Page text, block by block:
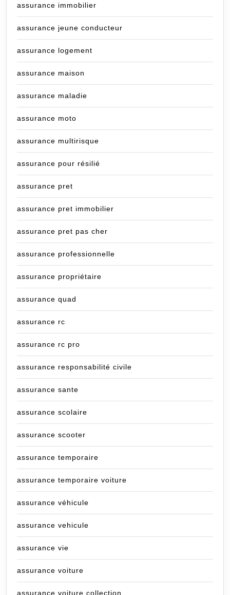
assurance immobilier
assurance jeune conducteur
assurance logement
assurance maison
assurance maladie
assurance moto
assurance multirisque
assurance pour résilié
assurance pret
assurance pret immobilier
assurance pret pas cher
assurance professionnelle
assurance propriétaire
assurance quad
assurance rc
assurance rc pro
assurance responsabilité civile
assurance sante
assurance scolaire
assurance scooter
assurance temporaire
assurance temporaire voiture
assurance véhicule
assurance vehicule
assurance vie
assurance voiture
assurance voiture collection